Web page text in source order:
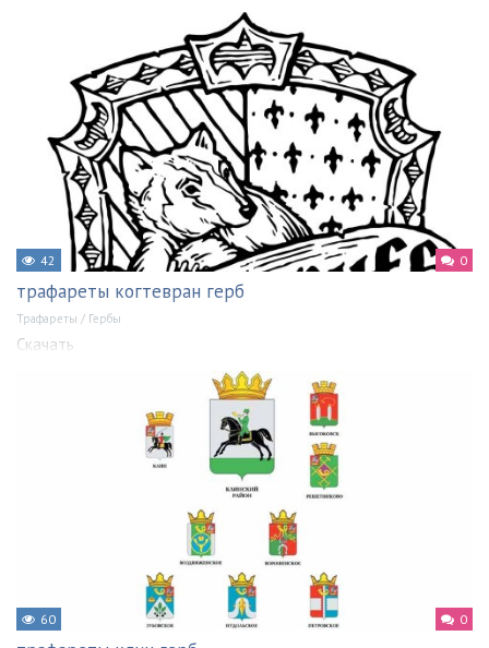
42 0
трафареты когтевран герб
Трафареты / Гербы
Скачать
60 0